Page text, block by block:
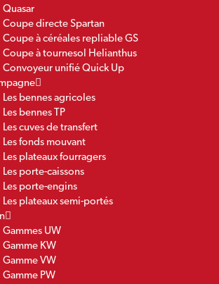
Quasar
Coupe directe Spartan
Coupe à céréales repliable GS
Coupe à tournesol Helianthus
Convoyeur unifié Quick Up
Les bennes agricoles
Les bennes TP
Les cuves de transfert
Les fonds mouvant
Les plateaux fourragers
Les porte-caissons
Les porte-engins
Les plateaux semi-portés
Gammes UW
Gamme KW
Gamme VW
Gamme PW